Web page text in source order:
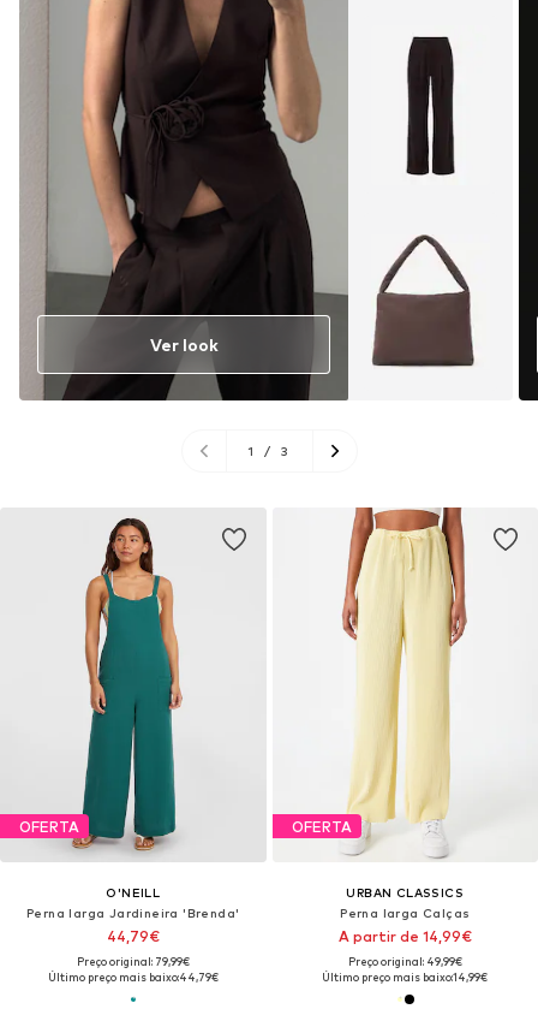
OFERTA
O'NEILL
Perna larga Jardineira 'Brenda'
44,79€
Preço original: 79,99€
Último preço mais baixo:44,79€
OFERTA
URBAN CLASSICS
Perna larga Calças
A partir de 14,99€
Preço original: 49,99€
Último preço mais baixo:14,99€
Ver look
1 / 3